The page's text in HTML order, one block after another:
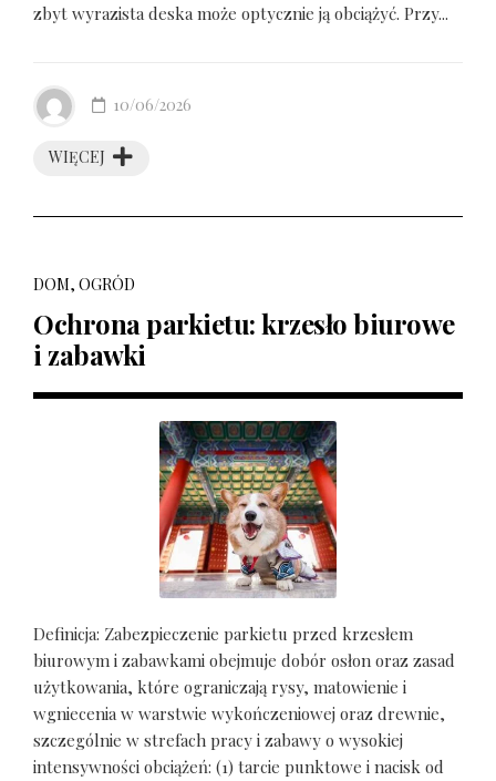
zbyt wyrazista deska może optycznie ją obciążyć. Przy...
WIĘCEJ
10/06/2026
DOM, OGRÓD
Ochrona parkietu: krzesło biurowe
i zabawki
Definicja: Zabezpieczenie parkietu przed krzesłem
biurowym i zabawkami obejmuje dobór osłon oraz zasad
użytkowania, które ograniczają rysy, matowienie i
wgniecenia w warstwie wykończeniowej oraz drewnie,
szczególnie w strefach pracy i zabawy o wysokiej
intensywności obciążeń: (1) tarcie punktowe i nacisk od